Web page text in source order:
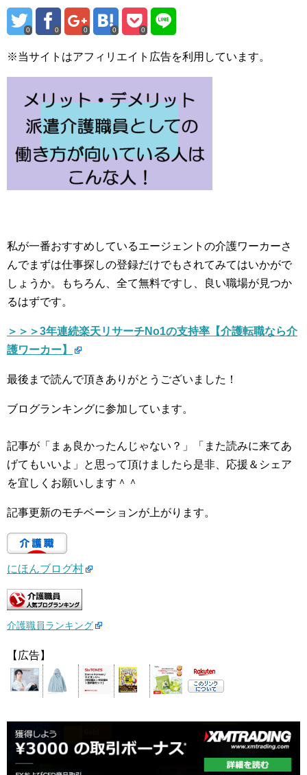
0 0 0 0 0
※当サイトはアフィリエイト広告を利用しています。
私が一番おすすめしているエージェントの介護ワーカーさ
んでまずは仕事探しの登録だけでもされてみてはいかがで
しょうか。もちろん、全て無料ですし、良い職場が見つか
るはずです。
＞＞＞3年連続楽天リサーチNo1の支持率【介護転職なら介
護ワーカー】
最後まで読んで頂きありがとうございました！
ブログランキングに参加しています。
記事が「まぁ良かったんじゃない？」「また読みに来てあ
げてもいいよ」と思って頂けましたら是非、応援＆シェア
を宜しくお願いします＾＾
記事更新のモチベーションが上がります。
にほんブログ村
介護職員ランキング
【広告】